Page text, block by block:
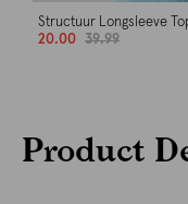
Structuur Longsleeve
20.00
39.99
Product